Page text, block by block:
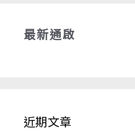
最新通啟
近期文章